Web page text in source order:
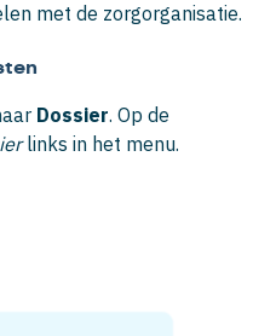
met de zorgorganisatie.
Dossier. Op de
links in het menu.